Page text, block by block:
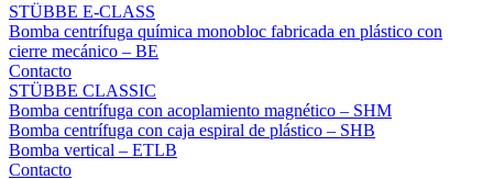
STÜBBE E-CLASS
Bomba centrífuga química monobloc fabricada en plástico con
cierre mecánico – BE
Contacto
STÜBBE CLASSIC
Bomba centrífuga con acoplamiento magnético – SHM
Bomba centrífuga con caja espiral de plástico – SHB
Bomba vertical – ETLB
Contacto